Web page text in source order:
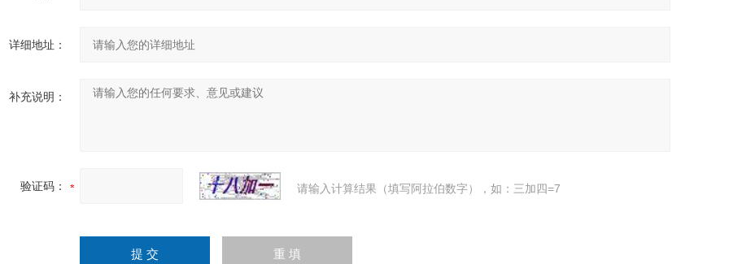
详细地址：
补充说明：
验证码： 请输入计算结果（填写阿拉伯数字），如：三加四=7